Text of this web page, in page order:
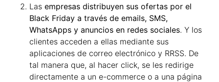
Las empresas distribuyen sus ofertas por el
Black Friday a través de emails, SMS,
WhatsApps y anuncios en redes sociales. Y los
clientes acceden a ellas mediante sus
aplicaciones de correo electrónico y RRSS. De
tal manera que, al hacer click, se les redirige
directamente a un e-commerce o a una página